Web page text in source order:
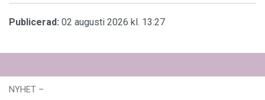
Publicerad: 02 augusti 2026 kl. 13:27
NYHET –